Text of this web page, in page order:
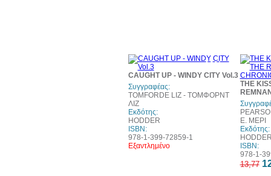
10%
CAUGHT UP - WINDY CITY Vol.3
Συγγραφέας:
TOMFORDE LIZ - ΤΟΜΦΟΡΝΤ
ΛΙΖ
Εκδότης:
HODDER
ISBN:
978-1-399-72859-1
Εξαντλημένο
THE
Ε. ΜΕΡΙ
Εκδότης:
ISBN:
978-1-
13,77